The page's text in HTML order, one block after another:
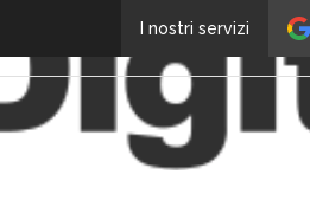
I nostri servizi